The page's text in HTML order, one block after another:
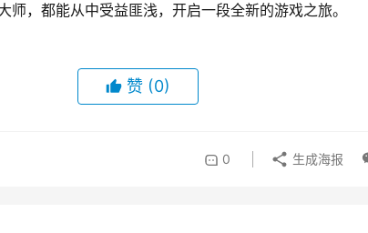
，都能从中受益匪浅，开启一段全新的游戏之旅。
赞 (0)
0 生成海报